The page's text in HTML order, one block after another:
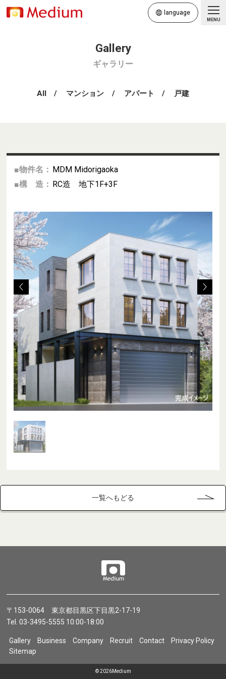
language
MENU
ギャラリー
All マンション アパート 戸建
■物件名： MDM Midorigaoka
■構 造： RC造 地下1F+3F
一覧へもどる
〒153-0064 東京都目黒区下目黒2-17-19
Tel. 03-3495-5555 10:00-18:00
Gallery Business Company Recruit Contact
Privacy Policy
Sitemap
©2026Medium